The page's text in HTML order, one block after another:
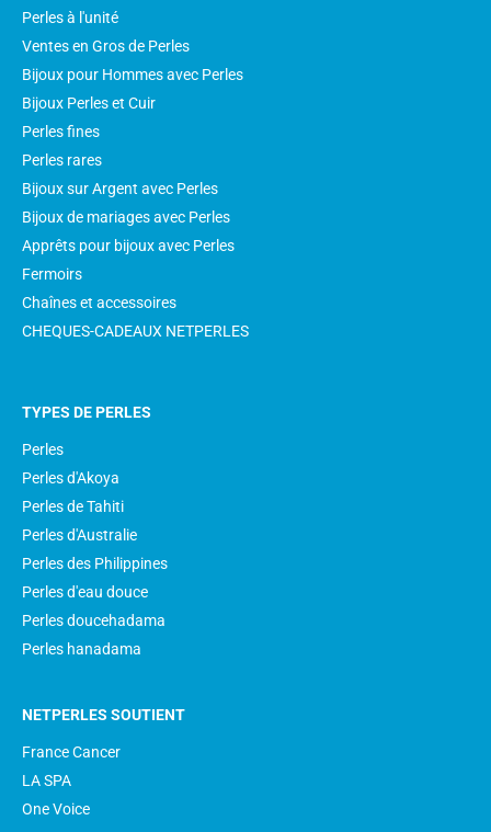
Perles à l'unité
Ventes en Gros de Perles
Bijoux pour Hommes avec Perles
Bijoux Perles et Cuir
Perles fines
Perles rares
Bijoux sur Argent avec Perles
Bijoux de mariages avec Perles
Apprêts pour bijoux avec Perles
Fermoirs
Chaînes et accessoires
CHEQUES-CADEAUX NETPERLES
TYPES DE PERLES
Perles
Perles d'Akoya
Perles de Tahiti
Perles d'Australie
Perles des Philippines
Perles d'eau douce
Perles doucehadama
Perles hanadama
NETPERLES SOUTIENT
France Cancer
LA SPA
One Voice